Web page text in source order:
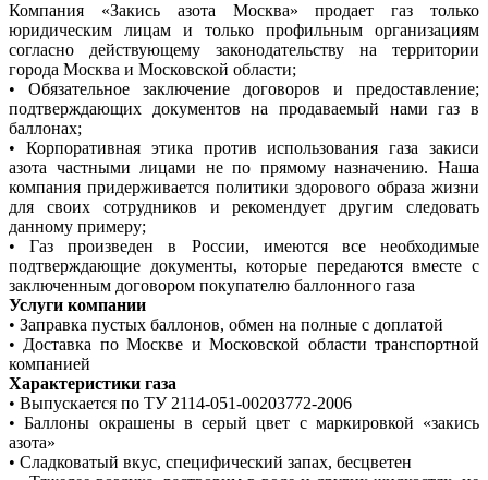
Компания «Закись азота Москва» продает газ только
юридическим лицам и только профильным организациям
согласно действующему законодательству на территории
города Москва и Московской области;
• Обязательное заключение договоров и предоставление;
подтверждающих документов на продаваемый нами газ в
баллонах;
• Корпоративная этика против использования газа закиси
азота частными лицами не по прямому назначению. Наша
компания придерживается политики здорового образа жизни
для своих сотрудников и рекомендует другим следовать
данному примеру;
• Газ произведен в России, имеются все необходимые
подтверждающие документы, которые передаются вместе с
заключенным договором покупателю баллонного газа
Услуги компании
• Заправка пустых баллонов, обмен на полные с доплатой
• Доставка по Москве и Московской области транспортной
компанией
Характеристики газа
• Выпускается по ТУ 2114-051-00203772-2006
• Баллоны окрашены в серый цвет с маркировкой «закись
азота»
• Сладковатый вкус, специфический запах, бесцветен